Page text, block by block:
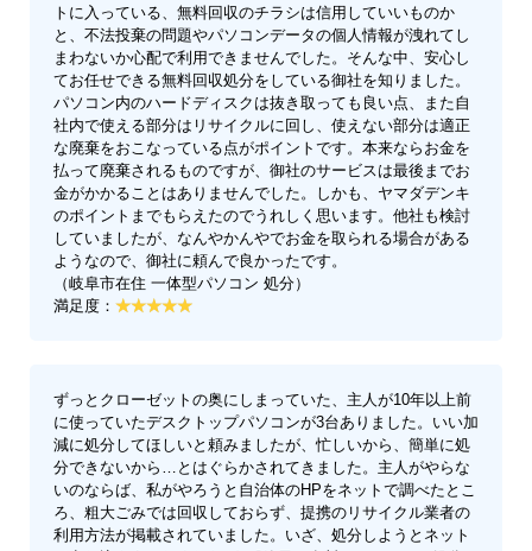
トに入っている、無料回収のチラシは信用していいものか
と、不法投棄の問題やパソコンデータの個人情報が洩れてし
まわないか心配で利用できませんでした。そんな中、安心し
てお任せできる無料回収処分をしている御社を知りました。
パソコン内のハードディスクは抜き取っても良い点、また自
社内で使える部分はリサイクルに回し、使えない部分は適正
な廃棄をおこなっている点がポイントです。本来ならお金を
払って廃棄されるものですが、御社のサービスは最後までお
金がかかることはありませんでした。しかも、ヤマダデンキ
のポイントまでもらえたのでうれしく思います。他社も検討
していましたが、なんやかんやでお金を取られる場合がある
ようなので、御社に頼んで良かったです。
（岐阜市在住 一体型パソコン 処分）
満足度：
ずっとクローゼットの奥にしまっていた、主人が10年以上前
に使っていたデスクトップパソコンが3台ありました。いい加
減に処分してほしいと頼みましたが、忙しいから、簡単に処
分できないから…とはぐらかされてきました。主人がやらな
いのならば、私がやろうと自治体のHPをネットで調べたとこ
ろ、粗大ごみでは回収しておらず、提携のリサイクル業者の
利用方法が掲載されていました。いざ、処分しようとネット